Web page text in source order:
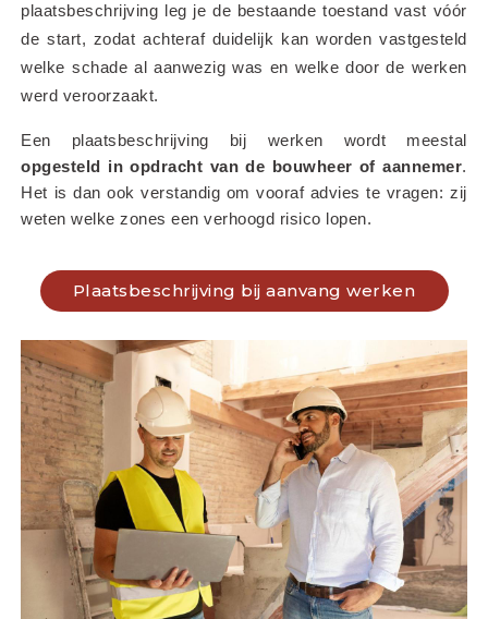
plaatsbeschrijving leg je de bestaande toestand vast vóór
de start, zodat achteraf duidelijk kan worden vastgesteld
welke schade al aanwezig was en welke door de werken
werd veroorzaakt.
opgesteld in opdracht van de bouwheer of aannemer.
Het is dan ook verstandig om vooraf advies te vragen: zij
weten welke zones een verhoogd risico lopen.
Plaatsbeschrijving bij aanvang werken